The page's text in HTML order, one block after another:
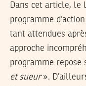
Dans cet article, le
programme
tant attendues
approche
programme
et sueur».